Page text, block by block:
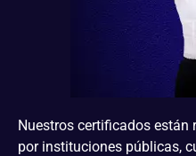
Nuestros certificados están
por instituciones públicas,